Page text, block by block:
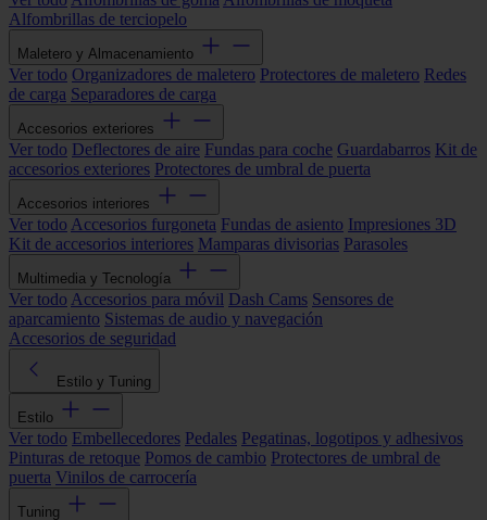
Alfombrillas de terciopelo
Maletero y Almacenamiento
Ver todo Organizadores de maletero Protectores de maletero Redes
de carga Separadores de carga
Accesorios exteriores
Ver todo Deflectores de aire Fundas para coche Guardabarros Kit de
accesorios exteriores Protectores de umbral de puerta
Accesorios interiores
Ver todo Accesorios furgoneta Fundas de asiento Impresiones 3D
Kit de accesorios interiores Mamparas divisorias Parasoles
Multimedia y Tecnología
Ver todo Accesorios para móvil Dash Cams Sensores de
aparcamiento Sistemas de audio y navegación
Accesorios de seguridad
Estilo y Tuning
Estilo
Ver todo Embellecedores Pedales Pegatinas, logotipos y adhesivos
Pinturas de retoque Pomos de cambio Protectores de umbral de
puerta Vinilos de carrocería
Tuning